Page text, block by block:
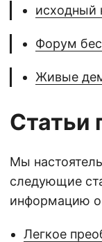
исходный
Форум
Живые
Статьи
Мы
следующие
информацию
Легкое